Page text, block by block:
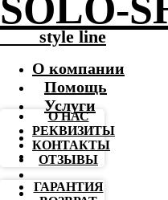
SOLO-
-------style line
О компании
Помощь
Услуги
О НАС
РЕКВИЗИТЫ
КОНТАКТЫ
ОТЗЫВЫ
ГАРАНТИЯ